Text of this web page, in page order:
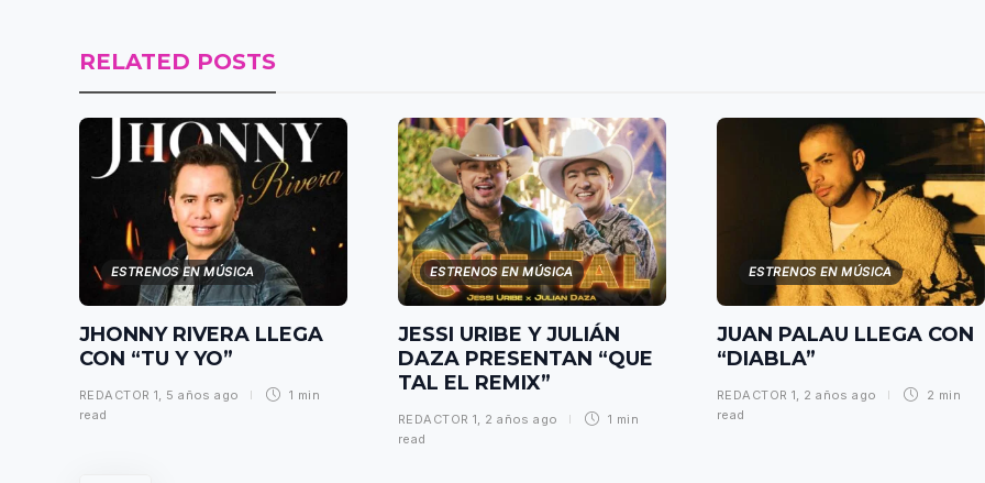
RELATED POSTS
ESTRENOS EN MÚSICA
JHONNY RIVERA LLEGA
CON “TU Y YO”
REDACTOR 1, 5 años ago
1 min
read
ESTRENOS EN MÚSICA
JESSI URIBE Y JULIÁN
DAZA PRESENTAN “QUE
TAL EL REMIX”
REDACTOR 1, 2 años ago
1 min
read
ESTRENOS EN MÚSICA
JUAN PALAU LLEGA CON
“DIABLA”
REDACTOR 1, 2 años ago
2 min
read